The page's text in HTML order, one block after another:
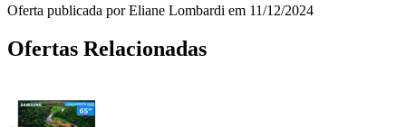
Oferta publicada por Eliane Lombardi em 11/12/2024
Ofertas Relacionadas